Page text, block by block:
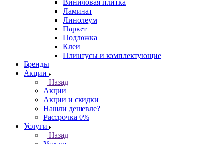
Виниловая плитка
Ламинат
Линолеум
Паркет
Подложка
Клеи
Плинтусы и комплектующие
Бренды
Акции
Назад
Акции
Акции и скидки
Нашли дешевле?
Рассрочка 0%
Услуги
Назад